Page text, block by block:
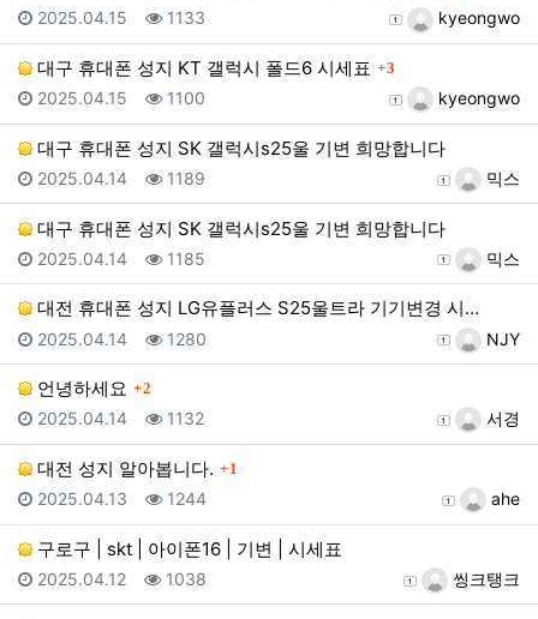
등록자 kyeongwo
등록일
2025.04.15 조회
1133
대구 휴대폰 성지 KT 갤럭시 폴드6 시세표 댓글
3
등록자 kyeongwo
등록일
2025.04.15 조회
1100
대구 휴대폰 성지 SK 갤럭시s25울 기변 희망합니다
등록자 믹스
등록일
2025.04.14 조회
1189
대구 휴대폰 성지 SK 갤럭시s25울 기변 희망합니다
등록자 믹스
등록일
2025.04.14 조회
1185
대전 휴대폰 성지 LG유플러스 S25울트라 기기변경 시…
등록자 NJY
등록일
2025.04.14 조회
1280
언녕하세요 댓글
2
등록자 서경
등록일
2025.04.14 조회
1132
대전 성지 알아봅니다. 댓글
1
등록자 ahe
등록일
2025.04.13 조회
1244
구로구 | skt | 아이폰16 | 기변 | 시세표
등록자 씽크탱크
등록일
2025.04.12 조회
1038